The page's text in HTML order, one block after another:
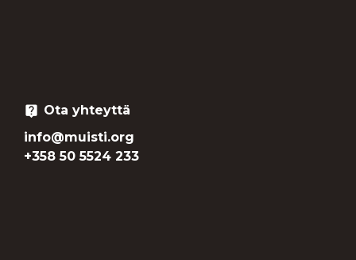
live_help Ota yhteyttä
info@muisti.org
+358 50 5524 233